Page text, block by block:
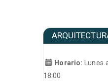
Horario:
18:00